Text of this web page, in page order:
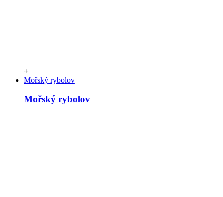
+
Mořský rybolov
Mořský rybolov